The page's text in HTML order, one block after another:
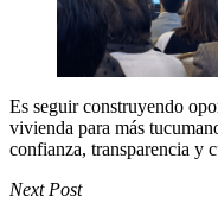
Es seguir construyendo
vivienda para más
confianza, transparencia y
Next Post